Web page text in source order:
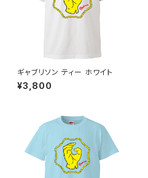
ギャブリソン ティー ホワイト
¥3,800